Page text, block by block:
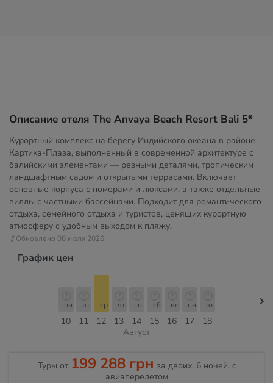
Описание отеля The Anvaya Beach Resort Bali 5*
Курортный комплекс на берегу Индийского океана в районе
Картика-Плаза, выполненный в современной архитектуре с
балийскими элементами — резными деталями, тропическим
ландшафтным садом и открытыми террасами. Включает
основные корпуса с номерами и люксами, а также отдельные
виллы с частными бассейнами. Подходит для романтического
отдыха, семейного отдыха и туристов, ценящих курортную
атмосферу с удобным выходом к пляжу.
// Обновлено 08 июля 2026
График цен
10
пн
11
вт
12
ср
13
чт
14
пт
15
сб
16
вс
17
пн
18
вт
Август
Туры от 199 288 грн за двоих, 6 ночей, c
авиаперелетом